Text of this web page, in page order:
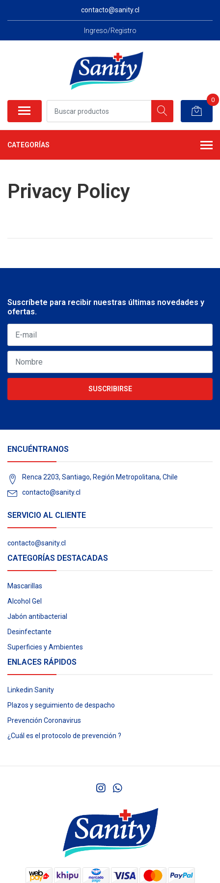
contacto@sanity.cl
Ingreso/Registro
0
CATEGORÍAS
Privacy Policy
Suscríbete para recibir nuestras últimas novedades y
ofertas.
SUSCRIBIRSE
ENCUÉNTRANOS
Renca 2203, Santiago, Región Metropolitana, Chile
contacto@sanity.cl
SERVICIO AL CLIENTE
contacto@sanity.cl
CATEGORÍAS DESTACADAS
Mascarillas
Alcohol Gel
Jabón antibacterial
Desinfectante
Superficies y Ambientes
ENLACES RÁPIDOS
Linkedin Sanity
Plazos y seguimiento de despacho
Prevención Coronavirus
¿Cuál es el protocolo de prevención ?